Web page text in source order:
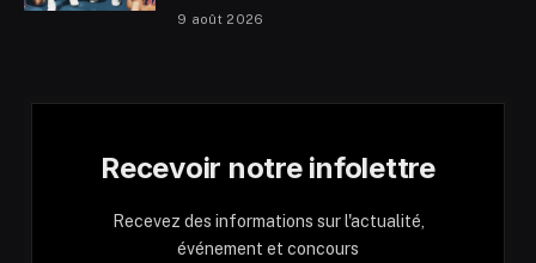
9 août 2026
Recevoir notre infolettre
Recevez des informations sur l'actualité,
événement et concours